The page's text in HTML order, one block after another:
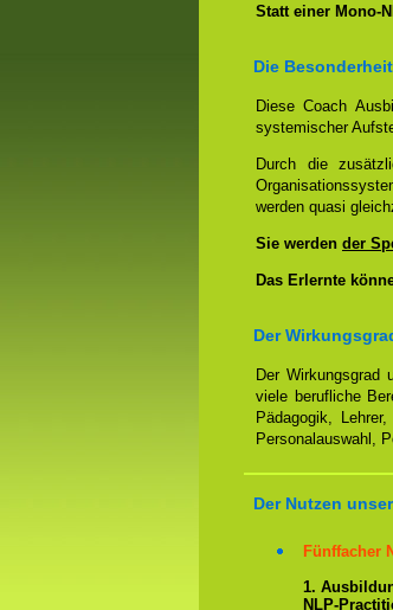
Statt einer Mono-
Die
Diese Coach
systemischer
Durch die
werden quasi
Sie werden der
Das Erlernte
Der
Der Wirkungsgrad
viele berufliche
Pädagogik,
Personalauswahl,
Der Nutzen
Fünffacher
1.
NLP-